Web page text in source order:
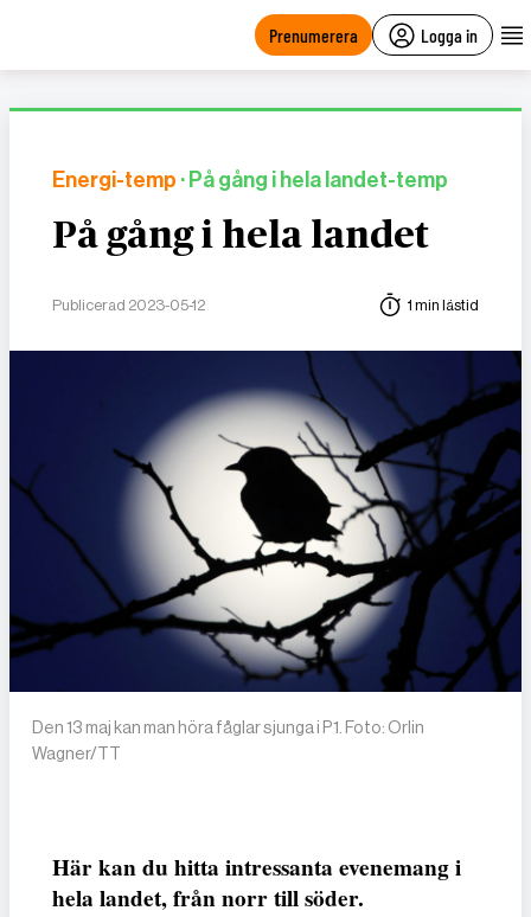
Prenumerera Logga in
Energi-temp · På gång i hela landet-temp
På gång i hela landet
Publicerad 2023-05-12 1 min lästid
Den 13 maj kan man höra fåglar sjunga i P1. Foto: Orlin
Wagner/TT
Här kan du hitta intressanta evenemang i
hela landet, från norr till söder.